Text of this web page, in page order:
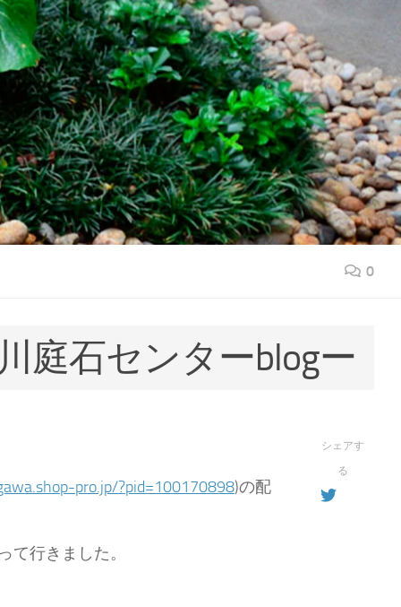
0
庭石センターblogー
pro.jp/?pid=100170898)の配
て行きました。
シェアす
る